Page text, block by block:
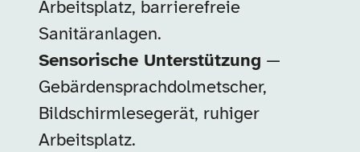
Arbeitsplatz, barrierefreie
Sanitäranlagen.
Sensorische Unterstützung —
Gebärdensprachdolmetscher,
Bildschirmlesegerät, ruhiger
Arbeitsplatz.